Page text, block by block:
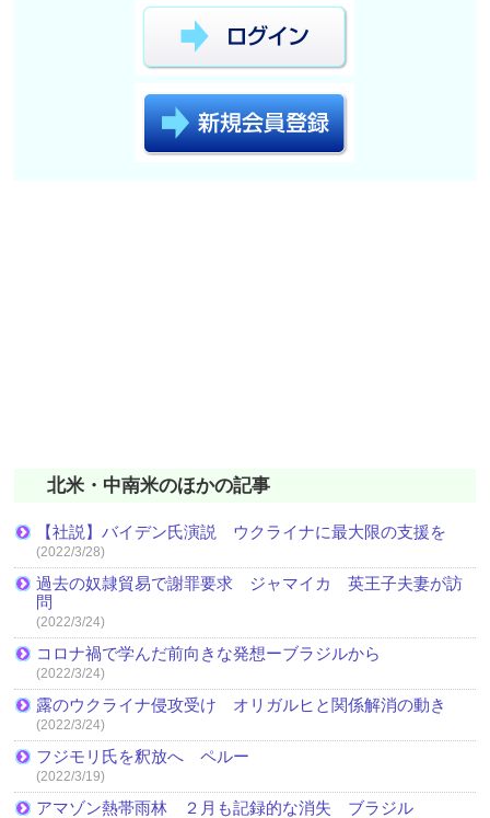
北米・中南米のほかの記事
【社説】バイデン氏演説 ウクライナに最大限の支援を
(2022/3/28)
過去の奴隷貿易で謝罪要求 ジャマイカ 英王子夫妻が訪
問
(2022/3/24)
コロナ禍で学んだ前向きな発想ーブラジルから
(2022/3/24)
露のウクライナ侵攻受け オリガルヒと関係解消の動き
(2022/3/24)
フジモリ氏を釈放へ ペルー
(2022/3/19)
アマゾン熱帯雨林 ２月も記録的な消失 ブラジル